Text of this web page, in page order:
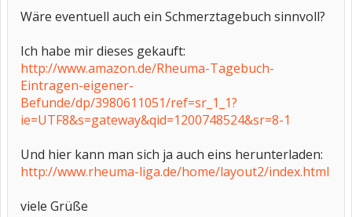
Wäre eventuell auch ein Schmerztagebuch sinnvoll?
Ich habe mir dieses gekauft:
http://www.amazon.de/Rheuma-Tagebuch-
Eintragen-eigener-
Befunde/dp/3980611051/ref=sr_1_1?
ie=UTF8&s=gateway&qid=1200748524&sr=8-1
Und hier kann man sich ja auch eins herunterladen:
http://www.rheuma-liga.de/home/layout2/index.html
viele Grüße